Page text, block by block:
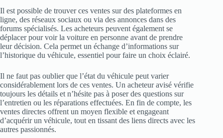
Il est possible de trouver ces ventes sur des plateformes en
ligne, des réseaux sociaux ou via des annonces dans des
forums spécialisés. Les acheteurs peuvent également se
déplacer pour voir la voiture en personne avant de prendre
leur décision. Cela permet un échange d’informations sur
l’historique du véhicule, essentiel pour faire un choix éclairé.
Il ne faut pas oublier que l’état du véhicule peut varier
considérablement lors de ces ventes. Un acheteur avisé vérifie
toujours les détails et n’hésite pas à poser des questions sur
l’entretien ou les réparations effectuées. En fin de compte, les
ventes directes offrent un moyen flexible et engageant
d’acquérir un véhicule, tout en tissant des liens directs avec les
autres passionnés.